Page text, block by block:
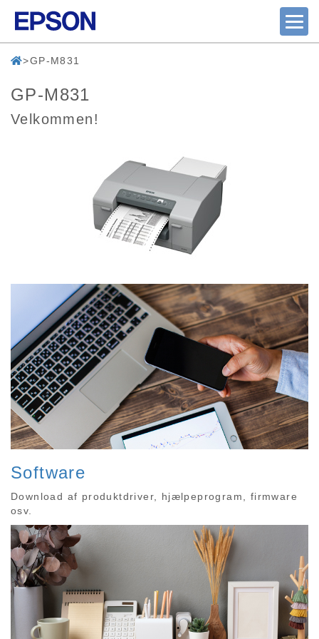
GP-M831
GP-M831
Velkommen!
Software
Download af produktdriver, hjælpeprogram, firmware
osv.